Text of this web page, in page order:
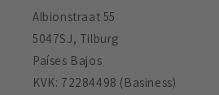
Albionstraat 55
5047SJ, Tilburg
Países Bajos
KVK: 72284498 (Basiness)